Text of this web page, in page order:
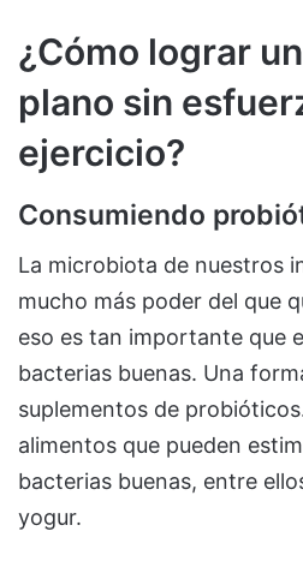
¿Cómo lograr
plano sin
ejercicio?
Consumiendo
La microbiota de nuestros
mucho más poder del que
eso es tan importante que
bacterias buenas. Una
suplementos de
alimentos que pueden
bacterias buenas, entre
yogur.